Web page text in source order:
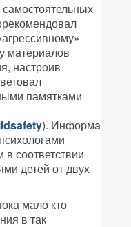
материалов
настроив
памятками
). Информация
соответствии
детей от двух
мало кто
в так